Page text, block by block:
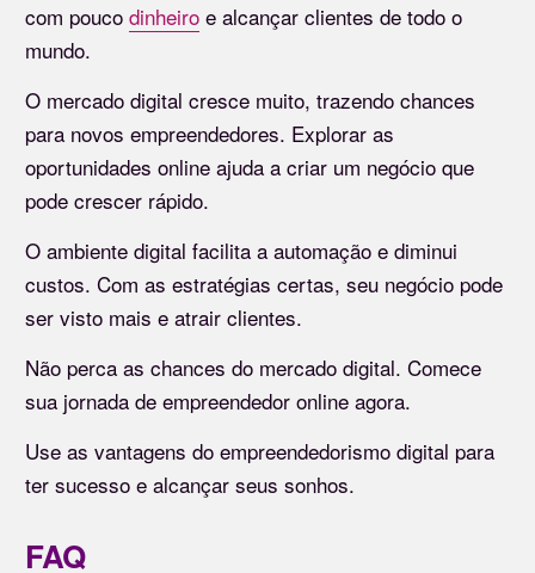
com pouco dinheiro e alcançar clientes de todo o
mundo.
O mercado digital cresce muito, trazendo chances
para novos empreendedores. Explorar as
oportunidades online ajuda a criar um negócio que
pode crescer rápido.
O ambiente digital facilita a automação e diminui
custos. Com as estratégias certas, seu negócio pode
ser visto mais e atrair clientes.
Não perca as chances do mercado digital. Comece
sua jornada de empreendedor online agora.
Use as vantagens do empreendedorismo digital para
ter sucesso e alcançar seus sonhos.
FAQ